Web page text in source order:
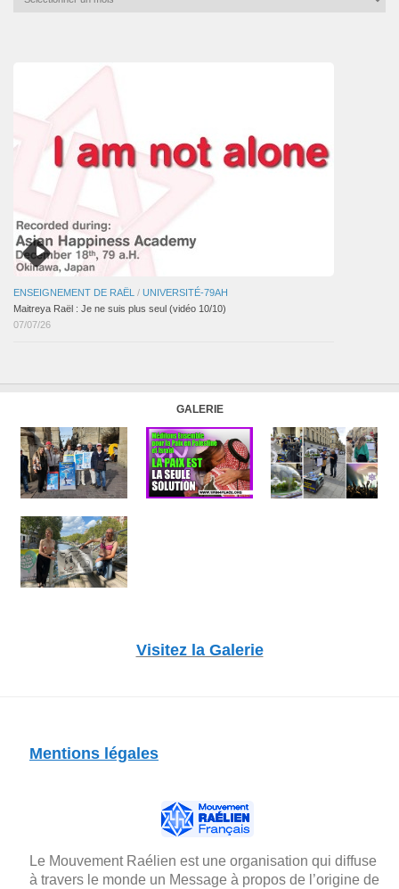
ENSEIGNEMENT DE RAËL / UNIVERSITÉ-79AH
Maitreya Raël : Je ne suis plus seul (vidéo 10/10)
07/07/26
GALERIE
Visitez la Galerie
Mentions légales
Le Mouvement Raélien est une organisation qui diffuse
à travers le monde un Message à propos de l’origine de